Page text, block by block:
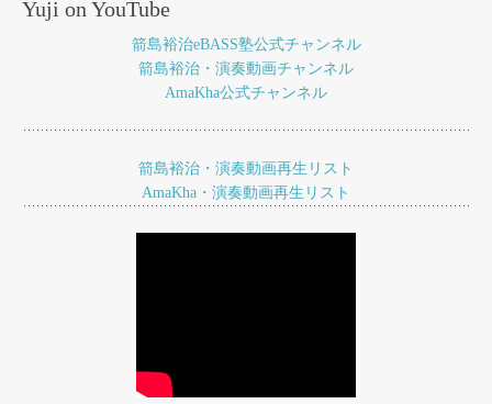
Yuji on YouTube
箭島裕治eBASS塾公式チャンネル
箭島裕治・演奏動画チャンネル
AmaKha公式チャンネル
箭島裕治・演奏動画再生リスト
AmaKha・演奏動画再生リスト